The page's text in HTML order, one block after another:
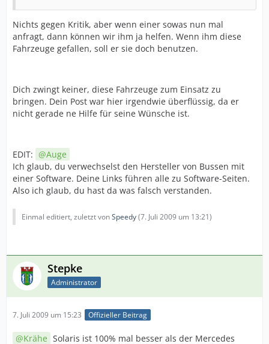
Nichts gegen Kritik, aber wenn einer sowas nun mal
anfragt, dann können wir ihm ja helfen. Wenn ihm diese
Fahrzeuge gefallen, soll er sie doch benutzen.
Dich zwingt keiner, diese Fahrzeuge zum Einsatz zu
bringen. Dein Post war hier irgendwie überflüssig, da er
nicht gerade ne Hilfe für seine Wünsche ist.
EDIT:
Auge
Ich glaub, du verwechselst den Hersteller von Bussen mit
einer Software. Deine Links führen alle zu Software-Seiten.
Also ich glaub, du hast da was falsch verstanden.
Einmal editiert, zuletzt vonSpeedy(7. Juli 2009 um 13:21)
Stepke
Administrator
7. Juli 2009 um 15:23 Offizieller Beitrag
Krähe Solaris ist 100% mal besser als der Mercedes